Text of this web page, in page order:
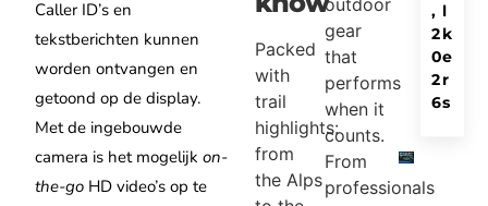
Caller ID’s en
tekstberichten kunnen
worden ontvangen en
getoond op de display.
Met de ingebouwde
camera is het mogelijkon-
the-go HD video’s op te
Packed
with
trail
highlights:
from
the Alps
outdoor
gear
that
performs
when it
counts.
From
professionals
l
k
e
r
s
,
2
0
2
6